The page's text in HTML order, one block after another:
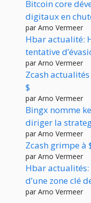
Bitcoin core
digitaux en
par Arno Vermeer
Hbar actualité:
tentative
par Arno Vermeer
Zcash
$
par Arno Vermeer
Bingx nomme
diriger la
par Arno Vermeer
Zcash grimpe à
par Arno Vermeer
Hbar
d’une zone clé
par Arno Vermeer